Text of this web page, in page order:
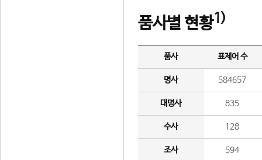
품사별 현황1)
품사 표제어 수
명사 584657
대명사 835
수사 128
조사 594